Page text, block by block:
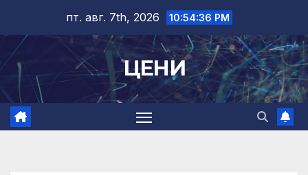
content
пт. авг. 7th, 2026 10:54:37 PM
ЦЕНИ